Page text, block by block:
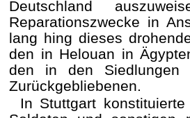
Deutschland
Reparationszwecke in
lang hing dieses
den in Helouan in
den in den Siedlungen
Zurückgebliebenen.
In Stuttgart